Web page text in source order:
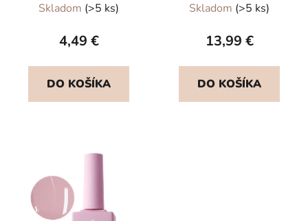
Skladom (>5 ks)
4,49 €
DO KOŠÍKA
hodnotenie
produktu
5,0
z
Skladom (>5 ks)
13,99 €
DO KOŠÍKA